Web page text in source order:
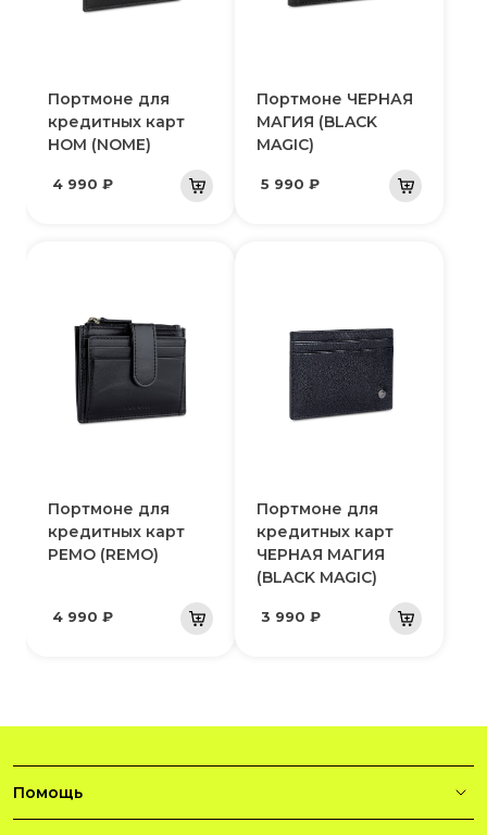
Портмоне для
кредитных карт
НОМ (NOME)
4 990 ₽
Портмоне ЧЕРНАЯ
МАГИЯ (BLACK
MAGIC)
5 990 ₽
Портмоне для
кредитных карт
РЕМО (REMO)
4 990 ₽
Портмоне для
кредитных карт
ЧЕРНАЯ МАГИЯ
(BLACK MAGIC)
3 990 ₽
Помощь